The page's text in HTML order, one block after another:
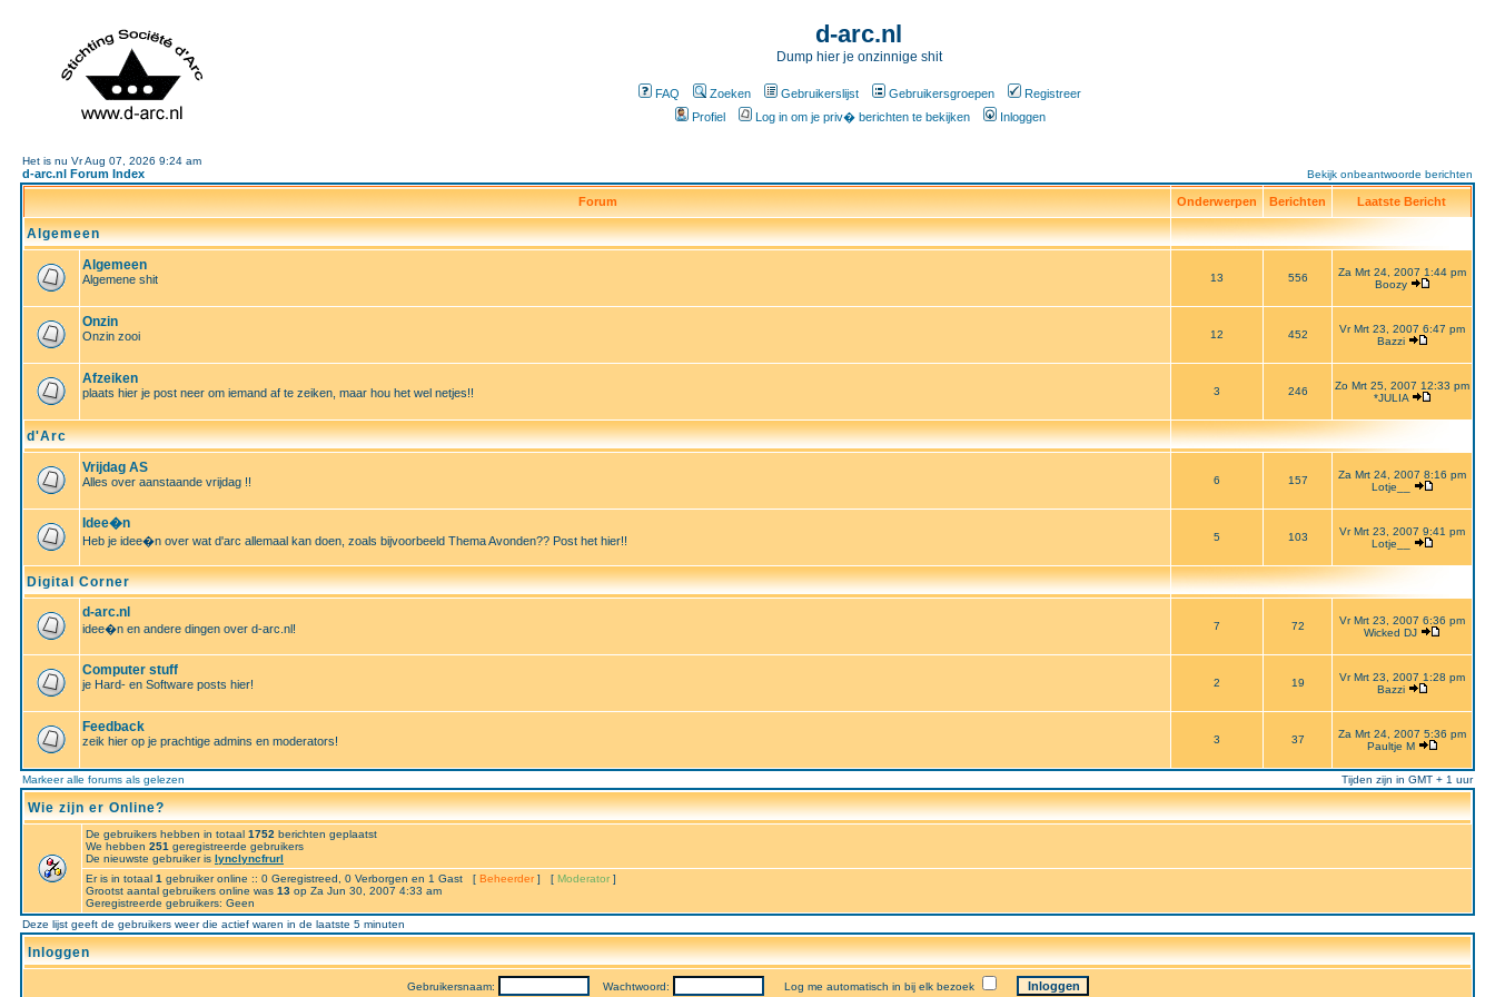
d-arc.nl
Dump hier je onzinnige shit
FAQ Zoeken Gebruikerslijst Gebruikersgroepen
Registreer
Profiel
Log in om je priv� berichten te bekijken Inloggen
Het is nu Vr Aug 07, 2026 9:24 am
d-arc.nl Forum Index Bekijk onbeantwoorde berichten
Forum Onderwerpen Berichten Laatste Bericht
Algemeen
Algemeen
Algemene shit 13 556
Za Mrt 24, 2007 1:44 pm
Boozy
Onzin
Onzin zooi 12 452
Vr Mrt 23, 2007 6:47 pm
Bazzi
Afzeiken
plaats hier je post neer om iemand af te zeiken, maar hou het wel netjes!! 3 246
Zo Mrt 25, 2007 12:33 pm
*JULIA
d'Arc
Vrijdag AS
Alles over aanstaande vrijdag !! 6 157
Za Mrt 24, 2007 8:16 pm
Lotje__
Idee�n
Heb je idee�n over wat d'arc allemaal kan doen, zoals bijvoorbeeld Thema Avonden?? Post het hier!! 5 103
Vr Mrt 23, 2007 9:41 pm
Lotje__
Digital Corner
d-arc.nl
idee�n en andere dingen over d-arc.nl! 7 72
Vr Mrt 23, 2007 6:36 pm
Wicked DJ
Computer stuff
je Hard- en Software posts hier! 2 19
Vr Mrt 23, 2007 1:28 pm
Bazzi
Feedback
zeik hier op je prachtige admins en moderators! 3 37
Za Mrt 24, 2007 5:36 pm
Paultje M
Markeer alle forums als gelezen Tijden zijn in GMT + 1 uur
Wie zijn er Online?
De gebruikers hebben in totaal 1752 berichten geplaatst
We hebben 251 geregistreerde gebruikers
De nieuwste gebruiker is lynclyncfrurl
Er is in totaal 1 gebruiker online :: 0 Geregistreed, 0 Verborgen en 1 Gast [ Beheerder ] [ Moderator ]
Grootst aantal gebruikers online was 13 op Za Jun 30, 2007 4:33 am
Geregistreerde gebruikers: Geen
Deze lijst geeft de gebruikers weer die actief waren in de laatste 5 minuten
Inloggen
Gebruikersnaam: Wachtwoord: Log me automatisch in bij elk bezoek